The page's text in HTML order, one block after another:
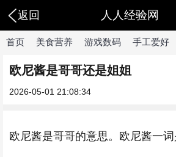
返回 人人经验网
首页 美食营养 游戏数码 手工爱好
欧尼酱是哥哥还是姐姐
2026-05-01 21:08:34
欧尼酱是哥哥的意思。欧尼酱一